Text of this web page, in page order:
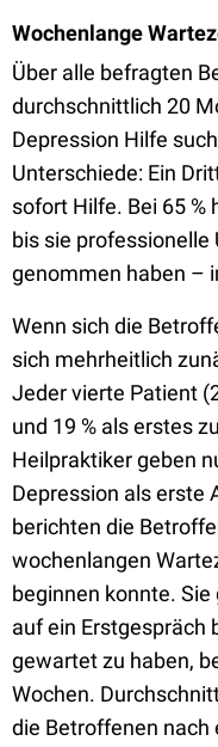
Wochenlange
Über alle befragten
durchschnittlich 20
Depression Hilfe
Unterschiede: Ein
sofort Hilfe. Bei 65 %
bis sie
genommen haben –
Wenn sich die
sich mehrheitlich
Jeder vierte Patient
und 19 % als erstes
Heilpraktiker geben
Depression als erste
berichten die
wochenlangen
beginnen konnte.
auf ein Erstgespräch
gewartet zu haben,
Wochen.
die Betroffenen nach